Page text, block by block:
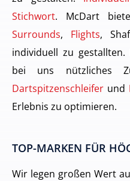
Stichwort. McDart
Surrounds, Flights,
individuell zu
bei uns nützliches
Dartspitzenschleifer und
Erlebnis zu optimieren.
TOP-MARKEN FÜR
Wir legen großen Wert